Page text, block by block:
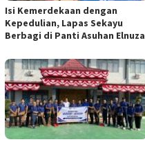
Isi Kemerdekaan dengan
Kepedulian, Lapas Sekayu
Berbagi di Panti Asuhan Elnuza